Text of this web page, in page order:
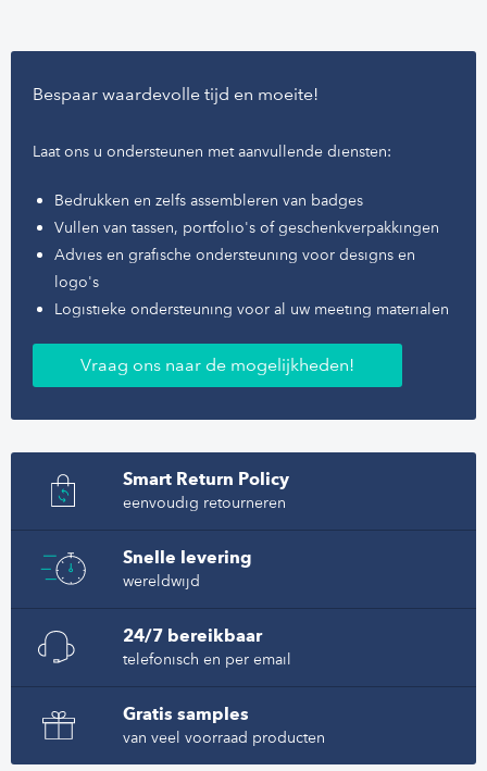
Bespaar waardevolle tijd en moeite!
Laat ons u ondersteunen met aanvullende diensten:
Bedrukken en zelfs assembleren van badges
Vullen van tassen, portfolio's of geschenkverpakkingen
Advies en grafische ondersteuning voor designs en
logo's
Logistieke ondersteuning voor al uw meeting materialen
Vraag ons naar de mogelijkheden!
Smart Return Policy
eenvoudig retourneren
Snelle levering
wereldwijd
24/7 bereikbaar
telefonisch en per email
Gratis samples
van veel voorraad producten